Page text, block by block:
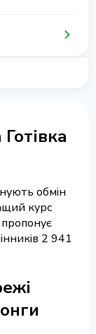
обмін
курс
2 941